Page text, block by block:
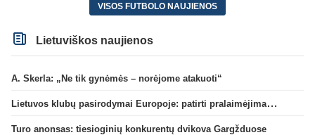
VISOS FUTBOLO NAUJIENOS
Lietuviškos naujienos
A. Skerla: „Ne tik gynėmės – norėjome atakuoti“
Lietuvos klubų pasirodymai Europoje: patirti pralaimėjimai Kroatijos atstovams
Turo anonsas: tiesioginių konkurentų dvikova Gargžduose